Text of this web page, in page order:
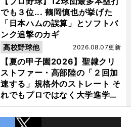
でも３位... 鶴岡慎也が挙げた
「日本ハムの誤算」とソフトバ
ンク追撃のカギ
【夏の甲子園2026】聖隷クリ
ストファー・高部陸の「２回加
速する」規格外のストレート そ
れでもプロではなく大学進学を
選ぶ理由
2026.08.07更新
高校野球他